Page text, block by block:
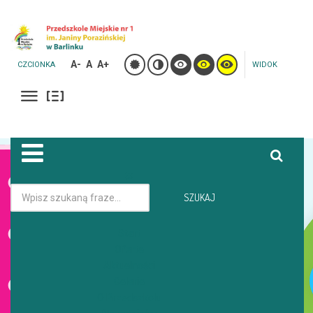
CZCIONKA A- A A+ WIDOK
SZUKAJ
Jesteś tutaj:Strona główna
GRUPA PSZCZÓŁKI 3 LATKI - WYSTĘP DLA BABCI I DZIADKA